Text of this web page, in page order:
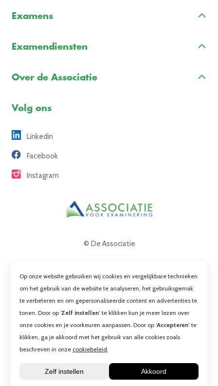
Examens
Examenreglement
Examendiensten
Over de Associatie
Freelance opdrachten
Partners
Contact
Volg ons
Linkedin
Facebook
Instagram
© De Associatie
Cookies
Algemene voorwaarden
Op onze website gebruiken wij cookies en vergelijkbare technieken
om het gebruik van de website te analyseren, het gebruiksgemak
te verbeteren en om gepersonaliseerde content en advertenties te
tonen. Door op ‘Zelf instellen’ te klikken kun je meer lezen over
onze cookies en je voorkeuren aanpassen. Door op ‘Accepteren’ te
klikken, ga je akkoord met het gebruik van alle cookies zoals
beschreven in onze cookiebeleid.